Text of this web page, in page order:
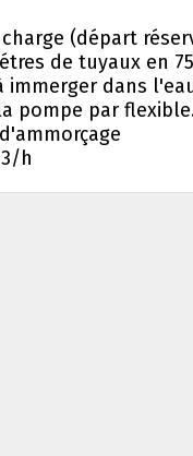
(départ
de tuyaux en
immerger dans
pompe par
h